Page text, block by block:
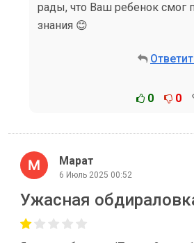
рады, что Ваш ребенок смог
знания 😊
0 0
Марат
6 Июль 2025 00:52
Ужасная